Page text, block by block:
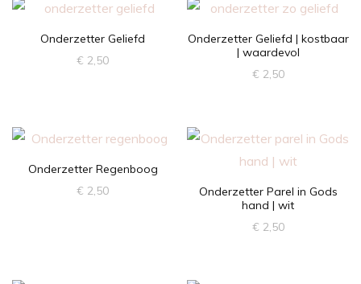
Onderzetter Geliefd
€ 2,50
Onderzetter Geliefd | kostbaar
| waardevol
€ 2,50
Onderzetter Regenboog
€ 2,50
Onderzetter Parel in Gods
hand | wit
€ 2,50